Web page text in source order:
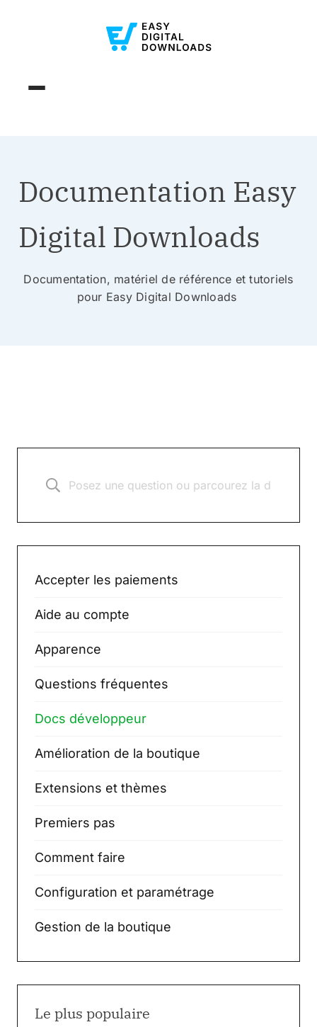
Documentation Easy
Digital Downloads
Documentation, matériel de référence et tutoriels
pour Easy Digital Downloads
Accepter les paiements
Aide au compte
Apparence
Questions fréquentes
Docs développeur
Amélioration de la boutique
Extensions et thèmes
Premiers pas
Comment faire
Configuration et paramétrage
Gestion de la boutique
Le plus populaire